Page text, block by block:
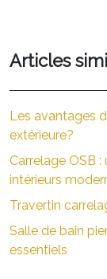
Articles
Les avantages
extérieure?
Carrelage OSB
intérieurs
Travertin
Salle de bain
essentiels